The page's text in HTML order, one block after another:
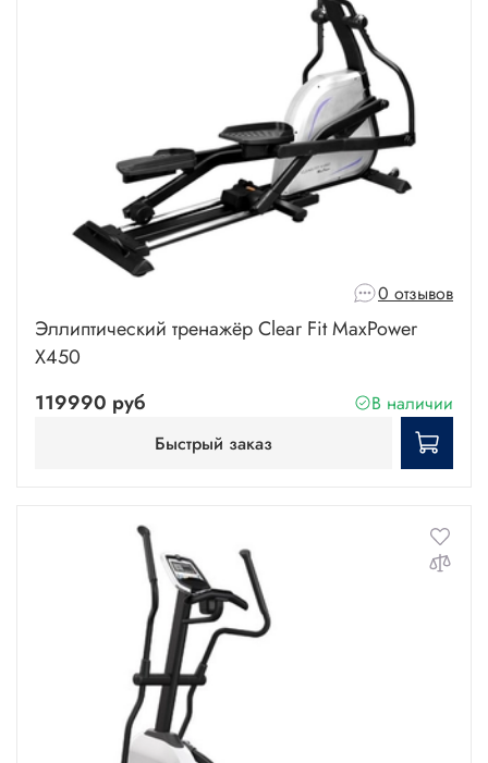
0 отзывов
Эллиптический тренажёр Clear Fit MaxPower
X450
119990 руб
В наличии
Быстрый заказ